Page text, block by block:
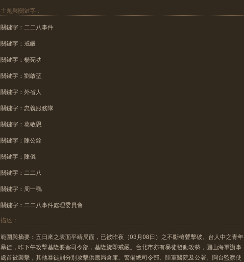
主題與關鍵字：
關鍵字：二二八事件
關鍵字：戒嚴
關鍵字：楊亮功
關鍵字：劉啟堃
關鍵字：外省人
關鍵字：忠義服務隊
關鍵字：葛敬恩
關鍵字：陳公銓
關鍵字：陳儀
關鍵字：二二八
關鍵字：周一鶚
關鍵字：二二八事件處理委員會
描述：
範圍與摘要：五日來之表面平靖局面，已被昨夜（03月08日）之不斷槍聲擊破。台人中之青年
暴徒，昨下午攻擊基隆要塞司令部，基隆旋即戒嚴。台北市亦有暴徒發動攻勢，圓山海軍辦事
處首被襲擊，其他暴徒則分別攻擊供應局倉庫、警備總司令部、陸軍醫院及公署。閩台監察使